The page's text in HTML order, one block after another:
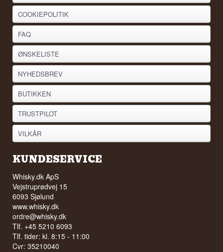
COOKIEPOLITIK
FAQ
ØNSKELISTE
NYHEDSBREV
BUTIKKEN
TRUSTPILOT
VILKÅR
KUNDESERVICE
Whisky.dk ApS
Vejstruprødvej 15
6093 Sjølund
www.whisky.dk
ordre@whisky.dk
Tlf. +45 5210 6093
Tlf. tider: kl. 8:15 - 11:00
Cvr: 35210040